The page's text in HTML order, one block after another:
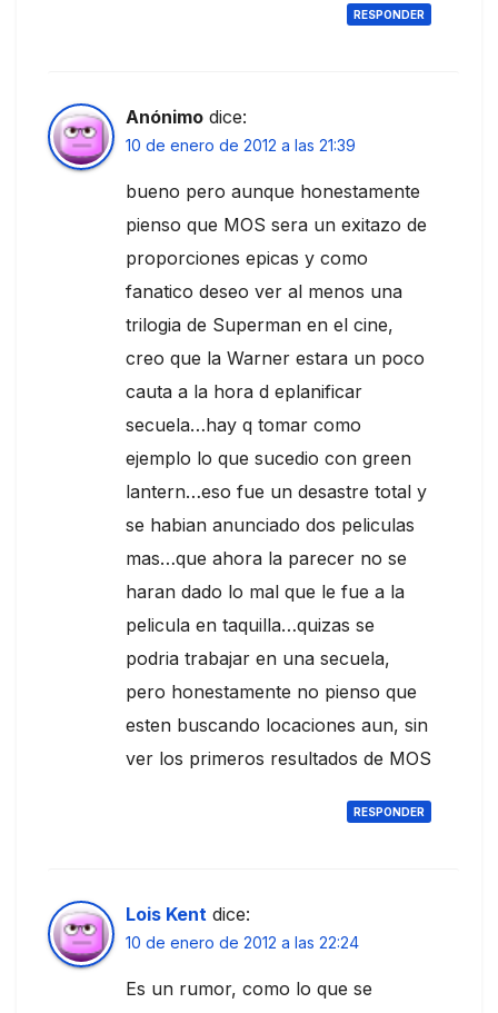
RESPONDER
Anónimo dice:
10 de enero de 2012 a las 21:39
bueno pero aunque honestamente
pienso que MOS sera un exitazo de
proporciones epicas y como
fanatico deseo ver al menos una
trilogia de Superman en el cine,
creo que la Warner estara un poco
cauta a la hora d eplanificar
secuela…hay q tomar como
ejemplo lo que sucedio con green
lantern…eso fue un desastre total y
se habian anunciado dos peliculas
mas…que ahora la parecer no se
haran dado lo mal que le fue a la
pelicula en taquilla…quizas se
podria trabajar en una secuela,
pero honestamente no pienso que
esten buscando locaciones aun, sin
ver los primeros resultados de MOS
RESPONDER
Lois Kent dice:
10 de enero de 2012 a las 22:24
Es un rumor, como lo que se